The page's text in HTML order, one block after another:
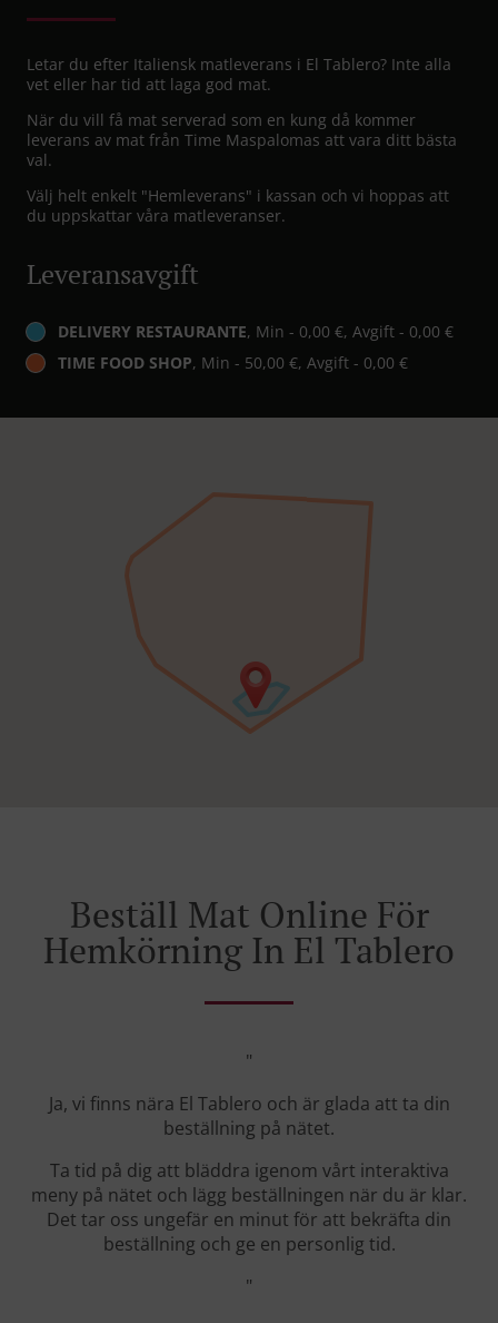
Letar du efter Italiensk matleverans i El Tablero? Inte alla
vet eller har tid att laga god mat.
När du vill få mat serverad som en kung då kommer
leverans av mat från Time Maspalomas att vara ditt bästa
val.
Välj helt enkelt "Hemleverans" i kassan och vi hoppas att
du uppskattar våra matleveranser.
Leveransavgift
DELIVERY RESTAURANTE, Min - 0,00 €, Avgift - 0,00 €
TIME FOOD SHOP, Min - 50,00 €, Avgift - 0,00 €
Beställ Mat Online För
Hemkörning In El Tablero
"
Ja, vi finns nära El Tablero och är glada att ta din
beställning på nätet.
Ta tid på dig att bläddra igenom vårt interaktiva
meny på nätet och lägg beställningen när du är klar.
Det tar oss ungefär en minut för att bekräfta din
beställning och ge en personlig tid.
"